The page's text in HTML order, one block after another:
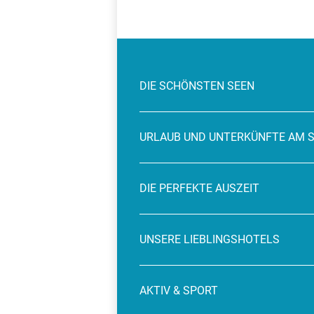
DIE SCHÖNSTEN SEEN
URLAUB UND UNTERKÜNFTE AM
DIE PERFEKTE AUSZEIT
UNSERE LIEBLINGSHOTELS
AKTIV & SPORT